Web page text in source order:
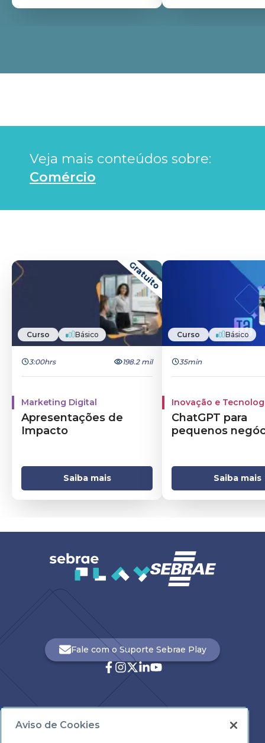
Comércio
Gratuito
Curso Básico
3:00hrs 198.2 mil
Marketing Digital
Apresentações de
Impacto
Saiba mais
Curso Básico
35min
Inovação e
ChatGPT para
pequenos
Saiba mais
Fale com o Suporte Sebrae Play
Aviso de Cookies